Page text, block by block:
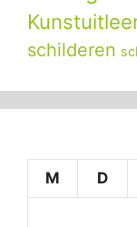
schilderen
M
D